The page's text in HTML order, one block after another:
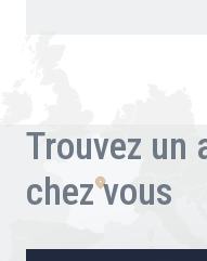
Trouvez un
chez vous